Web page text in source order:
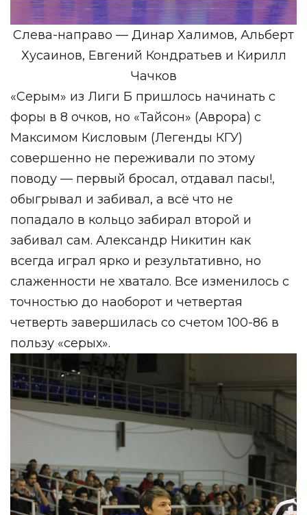
Слева-направо — Динар Халимов, Альберт
Хусаинов, Евгений Кондратьев и Кирилл
Чачков
«Серым» из Лиги Б пришлось начинать с
форы в 8 очков, но «Тайсон» (Аврора) с
Максимом Кисловым (Легенды КГУ)
совершенно не переживали по этому
поводу — первый бросал, отдавал пасы!,
обыгрывал и забивал, а всё что не
попадало в кольцо забирал второй и
забивал сам. Александр Никитин как
всегда играл ярко и результативно, но
слаженности не хватало. Все изменилось с
точностью до наоборот и четвертая
четверть завершилась со счетом 100-86 в
пользу «серых».